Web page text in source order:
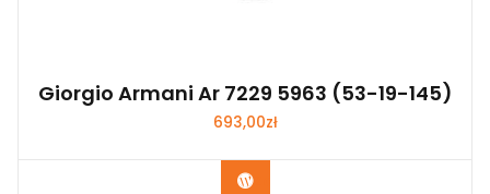
Giorgio Armani Ar 7229 5963 (53-19-145)
693,00zł
Zobacz